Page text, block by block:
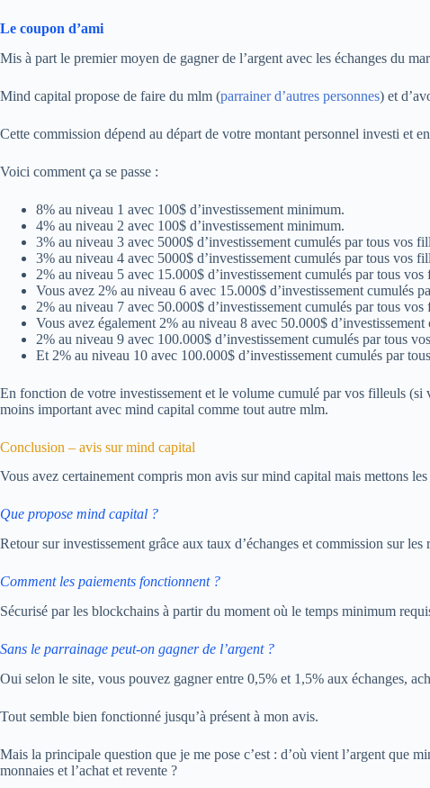
Le coupon d’ami
Mis à part le premier moyen de gagner de l’argent avec les échanges du
Mind capital propose de faire du mlm (parrainer d’autres personnes) et
Cette commission dépend au départ de votre montant personnel investi et
Voici comment ça se passe :
8% au niveau 1 avec 100$ d’investissement minimum.
4% au niveau 2 avec 100$ d’investissement minimum.
3% au niveau 3 avec 5000$ d’investissement cumulés par tous vos
3% au niveau 4 avec 5000$ d’investissement cumulés par tous vos
2% au niveau 5 avec 15.000$ d’investissement cumulés par tous vos
Vous avez 2% au niveau 6 avec 15.000$ d’investissement cumulés
2% au niveau 7 avec 50.000$ d’investissement cumulés par tous vos
Vous avez également 2% au niveau 8 avec 50.000$
2% au niveau 9 avec 100.000$ d’investissement cumulés par tous
Et 2% au niveau 10 avec 100.000$ d’investissement cumulés par
En fonction de votre investissement et le volume cumulé par vos filleuls (si
moins important avec mind capital comme tout autre mlm.
Conclusion – avis sur mind capital
Vous avez certainement compris mon avis sur mind capital mais mettons
Que propose mind capital ?
Retour sur investissement grâce aux taux d’échanges et commission sur les
Comment les paiements fonctionnent ?
Sécurisé par les blockchains à partir du moment où le temps minimum
Sans le parrainage peut-on gagner de l’argent ?
Oui selon le site, vous pouvez gagner entre 0,5% et 1,5% aux échanges,
Tout semble bien fonctionné jusqu’à présent à mon avis.
Mais la principale question que je me pose c’est : d’où vient l’argent que
monnaies et l’achat et revente ?